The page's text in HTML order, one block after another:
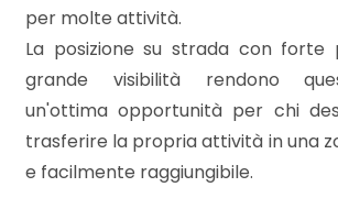
per molte attività.
La posizione su strada con forte
grande visibilità rendono
un'ottima opportunità per chi
trasferire la propria attività in una
e facilmente raggiungibile.
4
5
5+